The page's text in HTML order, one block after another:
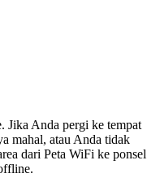
Jika Anda pergi ke tempat
mahal, atau Anda tidak
dari Peta WiFi ke ponsel